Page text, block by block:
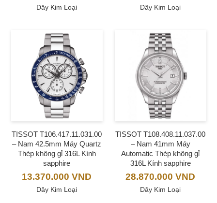
Dây Kim Loại Dây Kim Loại
TISSOT T106.417.11.031.00
– Nam 42.5mm Máy Quartz
Thép không gỉ 316L Kính
sapphire
13.370.000 VND
Dây Kim Loại
TISSOT T108.408.11.037.00
– Nam 41mm Máy
Automatic Thép không gỉ
316L Kính sapphire
28.870.000 VND
Dây Kim Loại